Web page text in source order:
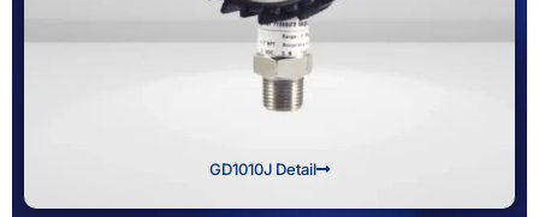
GD1010J Detail